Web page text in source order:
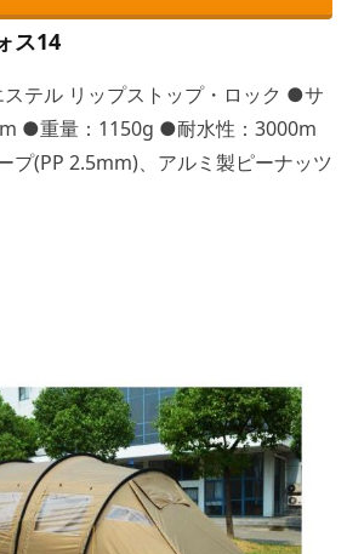
ス14
テル リップストップ・ロック ●サ
●重量：1150g ●耐水性：3000m
プ(PP 2.5mm)、アルミ製ピーナッツ